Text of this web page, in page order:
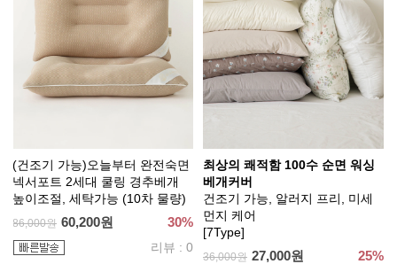
(건조기 가능)오늘부터 완전숙면
넥서포트 2세대 쿨링 경추베개
높이조절, 세탁가능 (10차 물량)
86,000원 60,200원 30%
리뷰 : 0
최상의 쾌적함 100수 순면 워싱
베개커버
건조기 가능, 알러지 프리, 미세
먼지 케어
[7Type]
36,000원 27,000원 25%